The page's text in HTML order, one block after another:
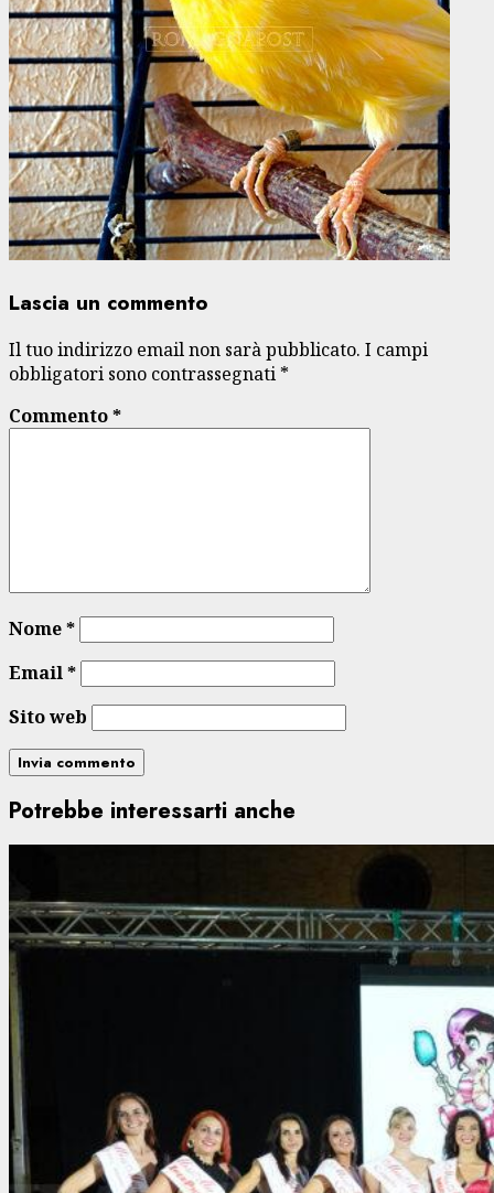
Lascia un commento
Il tuo indirizzo email non sarà pubblicato. I campi
obbligatori sono contrassegnati *
Commento*
Nome*
Email*
Sito web
Potrebbe interessarti anche